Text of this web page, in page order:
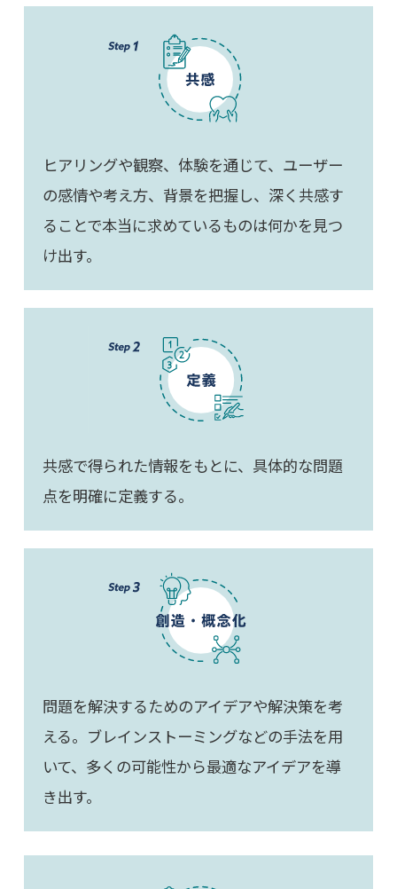
ヒアリングや観察、体験を通じて、ユーザー
の感情や考え方、背景を把握し、深く共感す
ることで本当に求めているものは何かを見つ
け出す。
共感で得られた情報をもとに、具体的な問題
点を明確に定義する。
問題を解決するためのアイデアや解決策を考
える。ブレインストーミングなどの手法を用
いて、多くの可能性から最適なアイデアを導
き出す。